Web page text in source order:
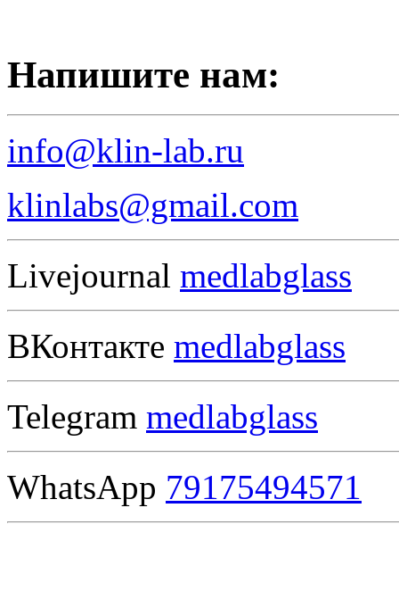
Напишите нам:
info@klin-lab.ru
klinlabs@gmail.com
Livejournal medlabglass
ВКонтакте medlabglass
Telegram medlabglass
WhatsApp 79175494571